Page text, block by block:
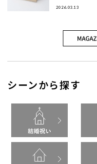
ら1ヶ月以内
2026.03.13
シーンから探す